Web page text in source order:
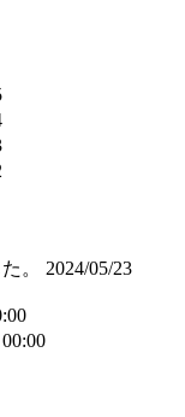
。
2024/05/23